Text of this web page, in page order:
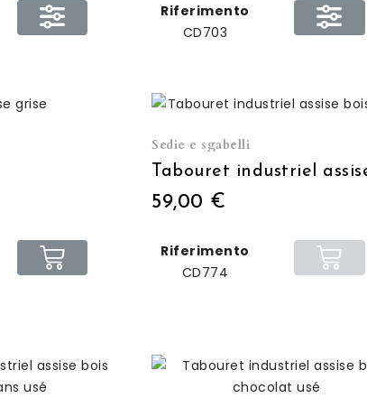
Riferimento
CD703
Sedie e sgabelli
59,00 €
Riferimento
CD774